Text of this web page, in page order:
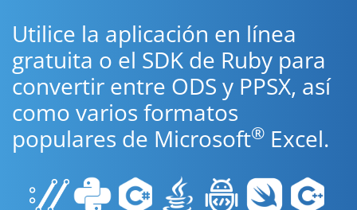
Utilice la aplicación en línea
gratuita o el SDK de Ruby para
convertir entre ODS y PPSX, así
como varios formatos
populares de Microsoft® Excel.